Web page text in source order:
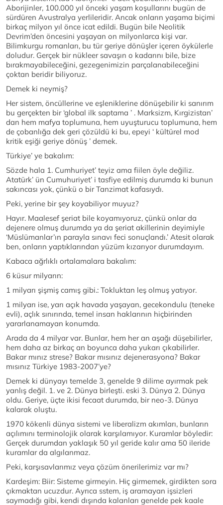
Aborijinler, 100.000 yıl önceki yaşam koşullarını bugün de
sürdüren Avustralya yerlileridir. Ancak onların yaşama biçimi
birkaç milyon yıl önce icat edildi. Bugün bile Neolitik
Devrim’den öncesini yaşayan on milyonlarca kişi var.
Bilimkurgu romanları, bu tür geriye dönüşler içeren öykülerle
doludur. Gerçek bir nükleer savaşın o kadarını bile, bize
bırakmayabileceğini, gezegenimizin parçalanabileceğini
çoktan beridir biliyoruz.
Demek ki neymiş?
Her sistem, öncüllerine ve eşleniklerine dönüşebilir ki sanırım
bu gerçekten bir ‘global ilk saptama ’ . Marksizm, Kırgizistan’
dan hem mafya toplumuna, hem uyuşturucu toplumuna, hem
de çobanlığa dek geri çözüldü ki bu, epeyi ‘ kültürel mod
kritik eşiği geriye dönüş ’ demek.
Türkiye’ ye bakalım:
Sözde hala 1. Cumhuriyet’ teyiz ama fiilen öyle değiliz.
Atatürk’ ün Cumuhuriyet’ i tasfiye edilmiş durumda ki bunun
sakıncası yok, çünkü o bir Tanzimat kafasıydı.
Peki, yerine bir şey koyabiliyor muyuz?
Hayır. Maalesef şeriat bile koyamıyoruz, çünkü onlar da
dejenere olmuş durumda ya da şeriat akillerinin deyimiyle
‘Müslümanlar’ın parayla sınavı feci sonuçlandı.’ Atesit olarak
ben, onların yaptıklarından yüzüm kızarıyor durumdayım.
Kabaca ağrlıklı ortalamalara bakalım:
6 küsur milyarın:
1 milyarı şişmiş camış gibi.: Tokluktan leş olmuş yatıyor.
1 milyarı ise, yarı açık havada yaşayan, gecekondulu (teneke
evli), açlık sınırında, temel insan haklarının hiçbirinden
yararlanamayan konumda.
Arada da 4 milyar var. Bunlar, hem her an aşağı düşebilirler,
hem daha az birkaç an boyunca daha yukarı çıkabilirler.
Bakar mınız strese? Bakar mısınız dejenerasyona? Bakar
mısınız Türkiye 1983-2007’ye?
Demek ki dünyayı temelde 3, genelde 9 dilime ayırmak pek
yanlış değil. 1. ve 2. Dünya birleşti. eski 3. Dünya 2. Dünya
oldu. Geriye, üçte ikisi fecaat durumda, bir neo-3. Dünya
kalarak oluştu.
1970 kökenli dünya sistemi ve liberalizm akımları, bunların
açılımını terminolojik olarak karşılamıyor. Kuramlar böyledir:
Gerçek durumdan yaklaşık 50 yıl geride kalır ama 50 ileride
kuramlar da algılanmaz.
Peki, karşısavlarımız veya çözüm önerilerimiz var mı?
Kardeşim: Biir: Sisteme girmeyin. Hiç girmemek, girdikten sora
çıkmaktan ucuzdur. Ayrıca sstem, iş aramayan işsizleri
saymadığı gibi, kendi dışında kalanları genelde pek kaale